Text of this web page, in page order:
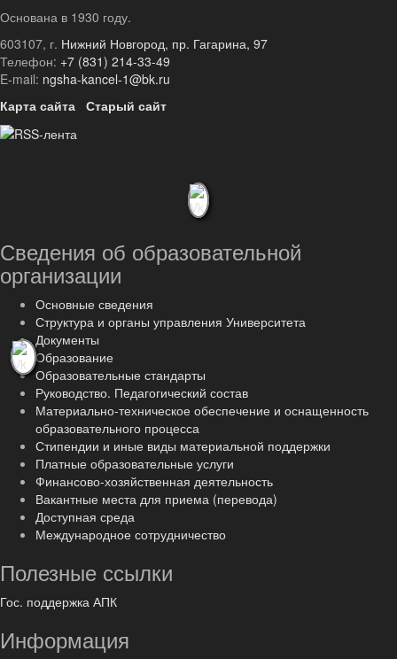
Основана в 1930 году.
603107, г. Нижний Новгород, пр. Гагарина, 97
Телефон: +7 (831) 214-33-49
E-mail: ngsha-kancel-1@bk.ru
Карта сайта Старый сайт
Сведения об образовательной
организации
Основные сведения
Структура и органы управления Университета
Документы
Образование
Образовательные стандарты
Руководство. Педагогический состав
Материально-техническое обеспечение и оснащенность
образовательного процесса
Стипендии и иные виды материальной поддержки
Платные образовательные услуги
Финансово-хозяйственная деятельность
Вакантные места для приема (перевода)
Доступная среда
Международное сотрудничество
Полезные ссылки
Гос. поддержка АПК
Информация